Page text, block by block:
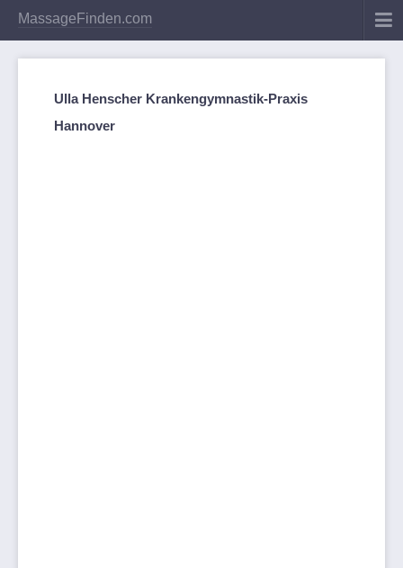
MassageFinden.com
Ulla Henscher Krankengymnastik-Praxis
Hannover